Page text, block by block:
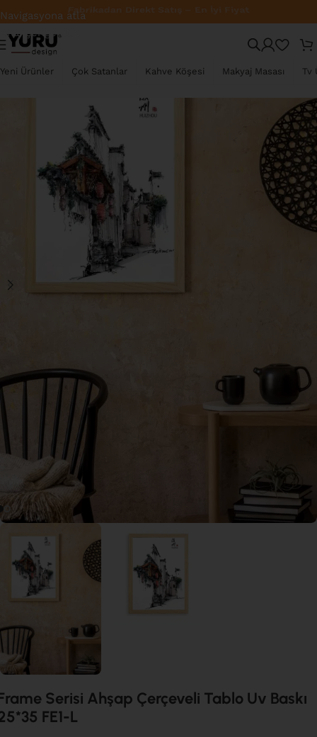
Navigasyona atla
Ana içeriğe atla
Fabrikadan Direkt Satış – En İyi Fiyat
Yeni Ürünler Çok Satanlar Kahve Köşesi Makyaj Masası Tv
Serisi Ahşap Çerçeveli Tablo Uv Baskı
FE1-L